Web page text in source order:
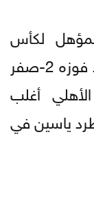
لكأس
الكونفدرالية، برصيد 53 نقطة بعد فوزه 2-صفر
أغلب
ياسين في